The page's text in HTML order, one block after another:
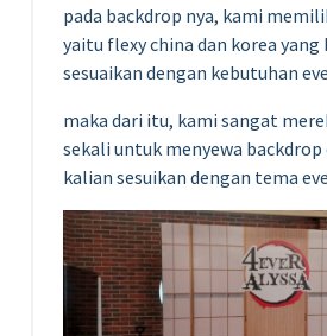
pada backdrop nya, kami
yaitu flexy china dan korea yang
sesuaikan dengan kebutuhan
maka dari itu, kami sangat
sekali untuk menyewa backdrop
kalian sesuikan dengan tema